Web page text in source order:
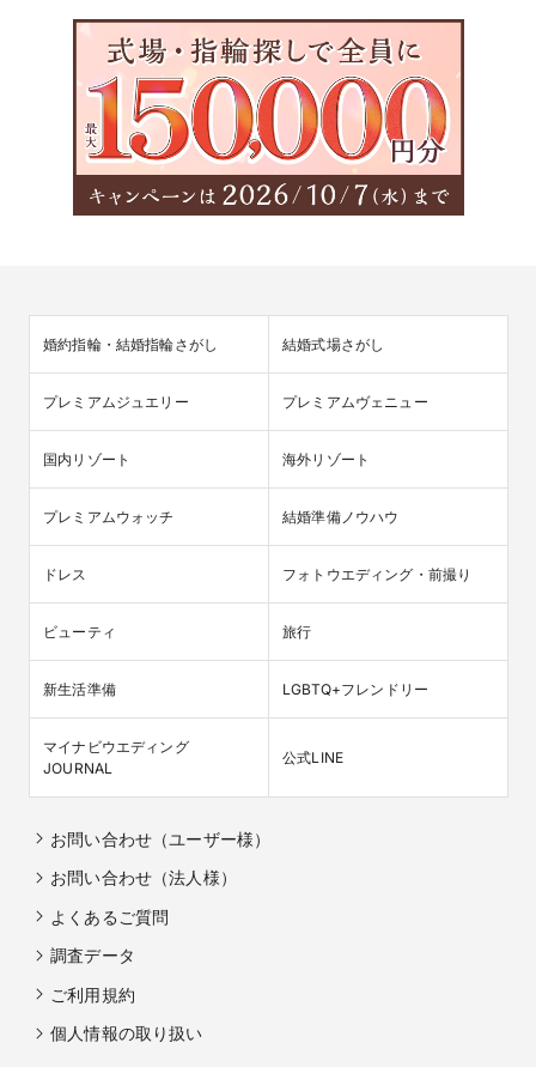
婚約指輪・結婚指輪さがし 結婚式場さがし
プレミアムジュエリー プレミアムヴェニュー
国内リゾート 海外リゾート
プレミアムウォッチ 結婚準備ノウハウ
ドレス フォトウエディング・前撮り
ビューティ 旅行
新生活準備 LGBTQ+フレンドリー
マイナビウエディング
JOURNAL
公式LINE
お問い合わせ（ユーザー様）
お問い合わせ（法人様）
よくあるご質問
調査データ
ご利用規約
個人情報の取り扱い